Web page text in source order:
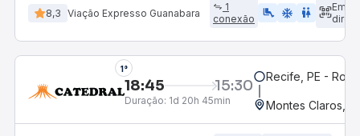
8,3 Viação Expresso Guanabara
1
conexão
airline_seat_legroom_extra ac_unit WC
direto
1°
18:45 15:30
Duração: 1d 20h 45min
Recife, PE -
Montes Claros,